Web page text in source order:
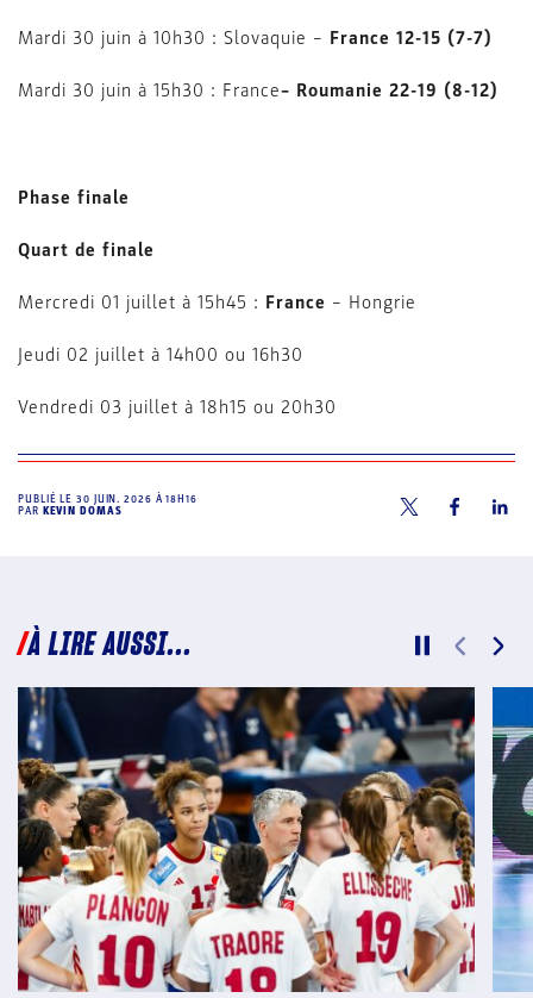
Mardi 30 juin à 10h30 : Slovaquie – France 12-15 (7-7)
Mardi 30 juin à 15h30 : France– Roumanie 22-19 (8-12)
Phase finale
Quart de finale
Mercredi 01 juillet à 15h45 : France – Hongrie
Jeudi 02 juillet à 14h00 ou 16h30
Vendredi 03 juillet à 18h15 ou 20h30
PUBLIÉ LE30 JUIN. 2026 À 18H16
PAR KEVIN DOMAS
À LIRE AUSSI...